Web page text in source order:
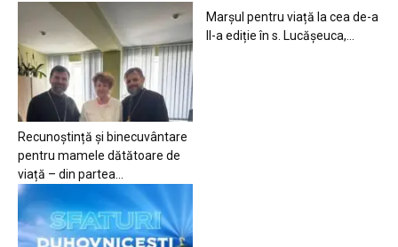
Recunoștință și binecuvântare
pentru mamele dătătoare de
viață – din partea...
Marșul pentru viață la cea de-a
II-a ediție în s. Lucășeuca,...